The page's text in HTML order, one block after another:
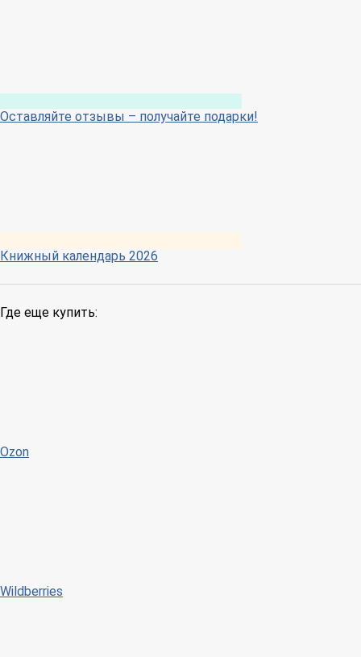
Оставляйте отзывы – получайте подарки!
Книжный календарь 2026
Где еще купить:
Ozon
Wildberries